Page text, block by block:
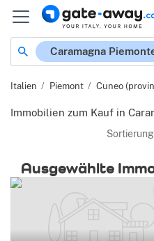
Ort
Caramagna
Italien Piemont Cuneo
Immobilien zum Kauf in
Sortierung
Ausgewählte